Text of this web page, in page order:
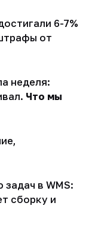
6-7%
от
неделя:
Что мы
в WMS:
сборку и